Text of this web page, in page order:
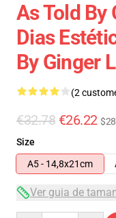
As Told By
Dias
By Ginger
(2
€32.78 €26.22
Size
A5 - 14,8x21cm
Ver guia de